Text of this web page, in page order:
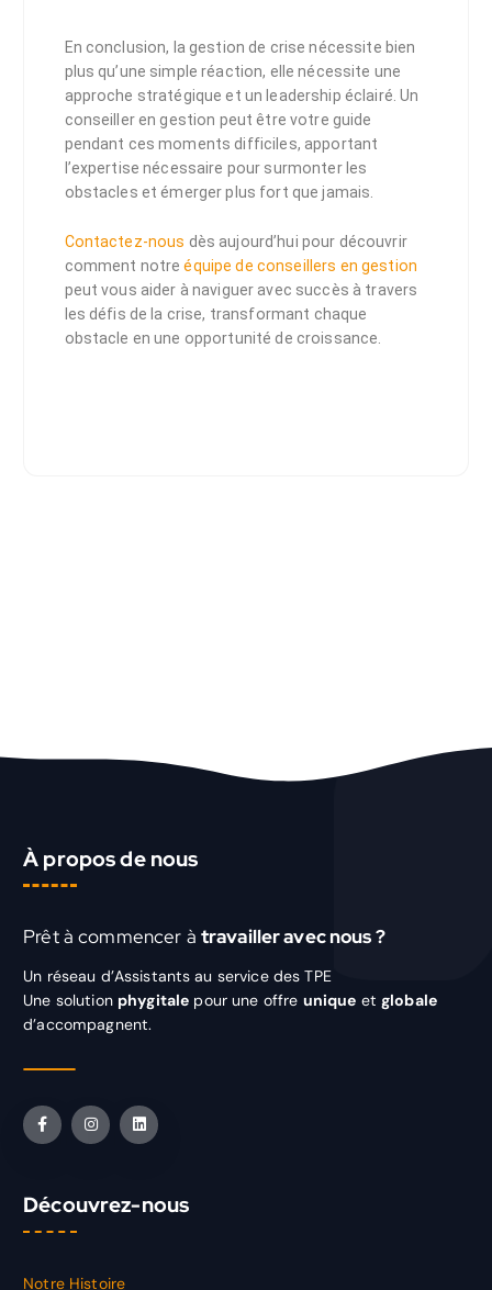
En conclusion, la gestion de crise nécessite bien
plus qu’une simple réaction, elle nécessite une
approche stratégique et un leadership éclairé. Un
conseiller en gestion peut être votre guide
pendant ces moments difficiles, apportant
l’expertise nécessaire pour surmonter les
obstacles et émerger plus fort que jamais.
Contactez-nous dès aujourd’hui pour découvrir
comment notreéquipe de conseillers en gestion
peut vous aider à naviguer avec succès à travers
les défis de la crise, transformant chaque
obstacle en une opportunité de croissance.
À propos de nous
Prêt à commencer à travailler avec nous ?
Un réseau d’Assistants au service des TPE
Une solution phygitale pour une offre unique et globale
d’accompagnent.
Découvrez-nous
Notre Histoire